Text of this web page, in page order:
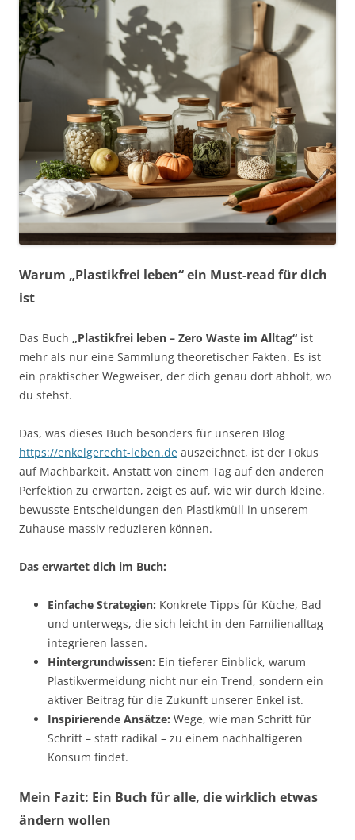
Warum „Plastikfrei leben“ ein Must-read für dich
ist
Das Buch „Plastikfrei leben – Zero Waste im Alltag“ ist
mehr als nur eine Sammlung theoretischer Fakten. Es ist
ein praktischer Wegweiser, der dich genau dort abholt, wo
du stehst.
Das, was dieses Buch besonders für unseren Blog
https://enkelgerecht-leben.de auszeichnet, ist der Fokus
auf Machbarkeit. Anstatt von einem Tag auf den anderen
Perfektion zu erwarten, zeigt es auf, wie wir durch kleine,
bewusste Entscheidungen den Plastikmüll in unserem
Zuhause massiv reduzieren können.
Das erwartet dich im Buch:
Einfache Strategien: Konkrete Tipps für Küche, Bad
und unterwegs, die sich leicht in den Familienalltag
integrieren lassen.
Hintergrundwissen: Ein tieferer Einblick, warum
Plastikvermeidung nicht nur ein Trend, sondern ein
aktiver Beitrag für die Zukunft unserer Enkel ist.
Inspirierende Ansätze: Wege, wie man Schritt für
Schritt – statt radikal – zu einem nachhaltigeren
Konsum findet.
Mein Fazit: Ein Buch für alle, die wirklich etwas
ändern wollen